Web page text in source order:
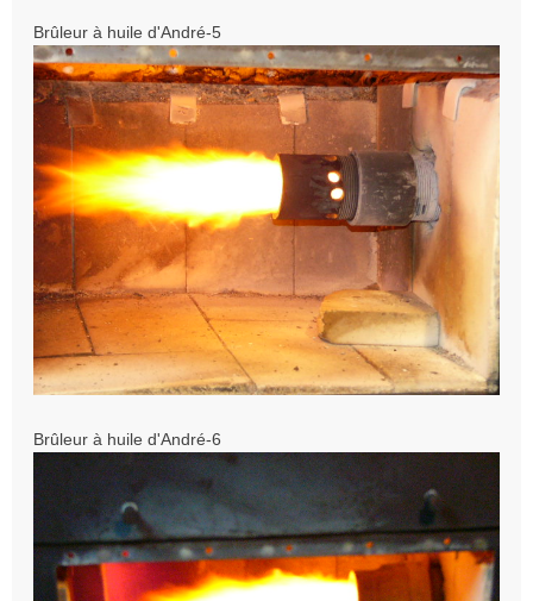
Brûleur à huile d'André-5
Brûleur à huile d'André-6